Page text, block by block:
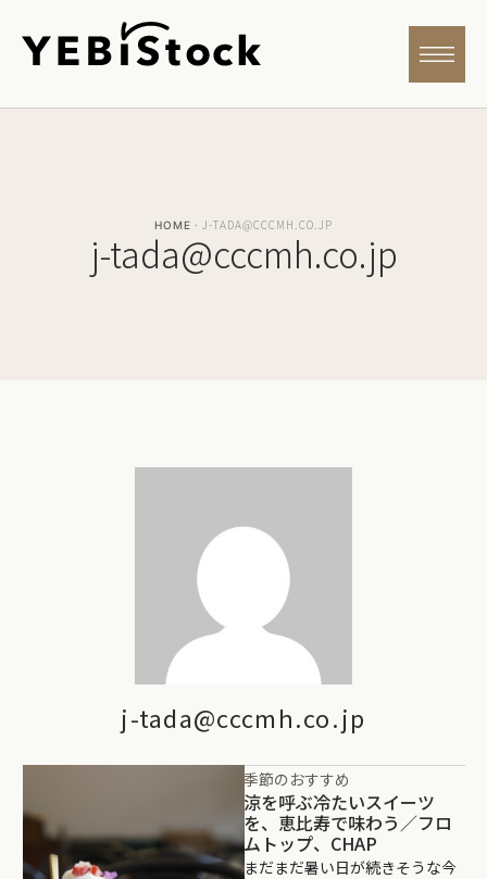
HOME · J-TADA@CCCMH.CO.JP
j-tada@cccmh.co.jp
j-tada@cccmh.co.jp
季節のおすすめ
涼を呼ぶ冷たいスイーツ
を、恵比寿で味わう／フロ
ムトップ、CHAP
まだまだ暑い日が続きそうな今